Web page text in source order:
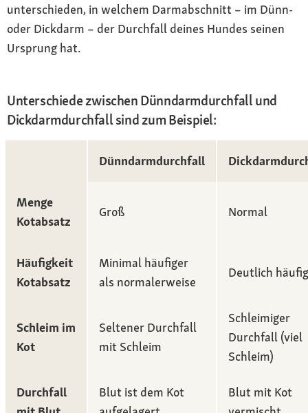
unterschieden, in welchem Darmabschnitt – im Dünn-
oder Dickdarm – der Durchfall deines Hundes seinen
Ursprung hat.
Unterschiede zwischen Dünndarmdurchfall und
Dickdarmdurchfall sind zum Beispiel:
Dünndarmdurchfall
Menge
Kotabsatz
Groß Normal
Häufigkeit
Kotabsatz
Minimal häufiger
als normalerweise
Deutlich
Schleim im
Kot
Seltener Durchfall
mit Schleim
Schleimiger
Durchfall (viel
Schleim)
Durchfall
Blut ist dem Kot
Blut mit Kot